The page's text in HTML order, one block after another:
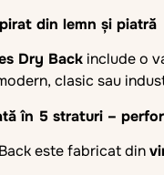
din lemn și piatră
Dry Back include o
clasic sau
în 5 straturi –
este fabricat din